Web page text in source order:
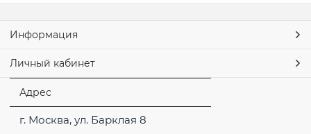
Информация
Личный кабинет
Адрес
г. Москва, ул. Барклая 8